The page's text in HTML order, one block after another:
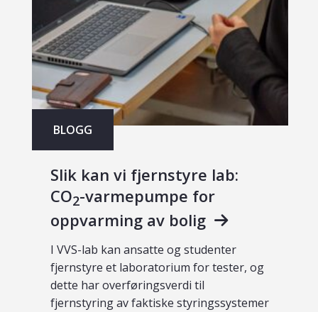
BLOGG
Slik kan vi fjernstyre lab:
CO2-varmepumpe for
oppvarming av bolig
I VVS-lab kan ansatte og studenter
fjernstyre et laboratorium for tester, og
dette har overføringsverdi til
fjernstyring av faktiske styringssystemer